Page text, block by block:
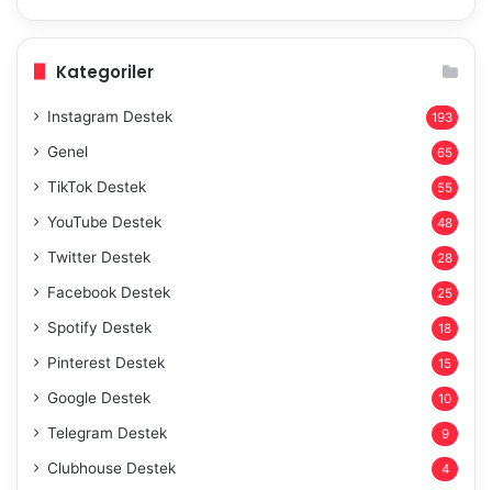
Kategoriler
Instagram Destek 193
Genel 65
TikTok Destek 55
YouTube Destek 48
Twitter Destek 28
Facebook Destek 25
Spotify Destek 18
Pinterest Destek 15
Google Destek 10
Telegram Destek 9
Clubhouse Destek 4